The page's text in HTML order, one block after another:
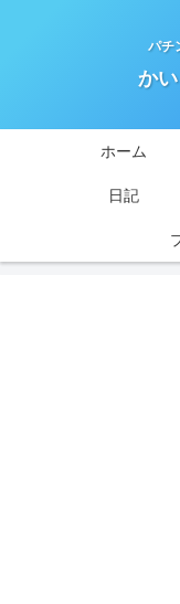
パチ
か
ホーム
日記